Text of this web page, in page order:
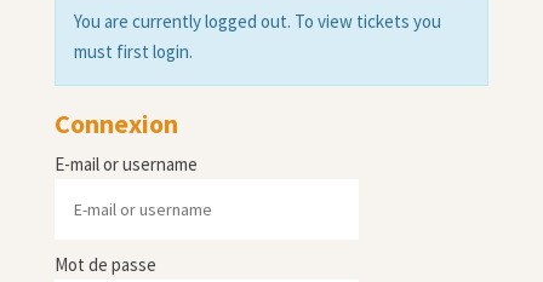
You are currently logged out. To view tickets you
must first login.
Connexion
E-mail or username
Mot de passe